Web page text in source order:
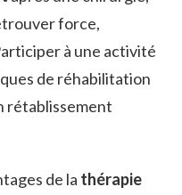
force,
à une activité
de réhabilitation
rétablissement
de la thérapie